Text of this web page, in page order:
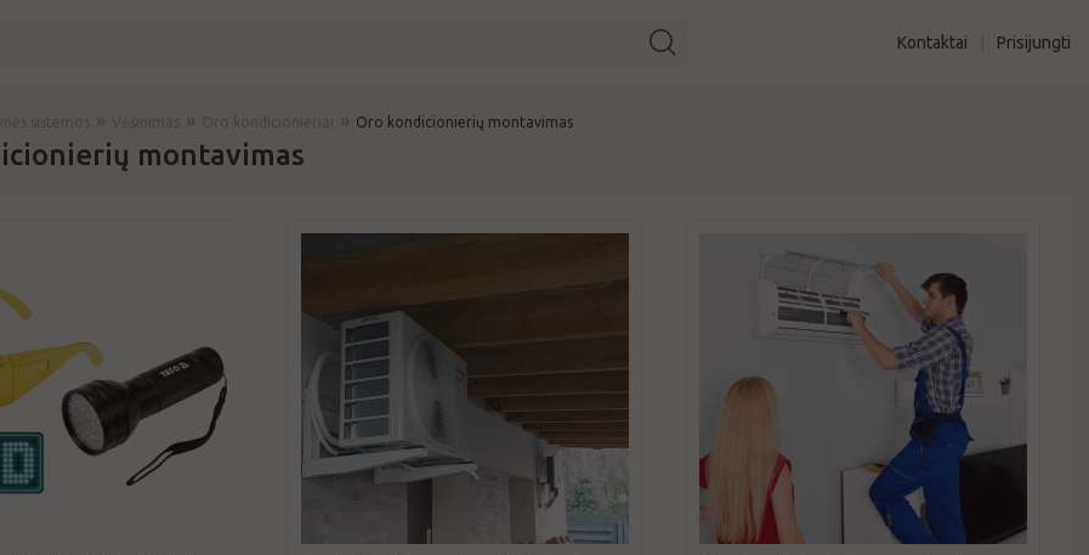
Kontaktai Prisijungti
Oro kondicionierių montavimas
montavimas